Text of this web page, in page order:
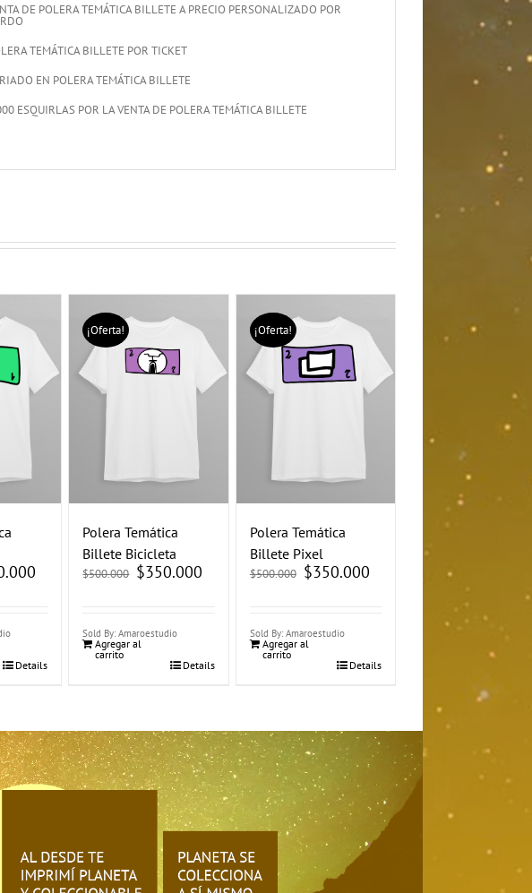
DE POLERA TEMÁTICA BILLETE A PRECIO PERSONALIZADO POR
TEMÁTICA BILLETE POR TICKET
EN POLERA TEMÁTICA BILLETE
ESQUIRLAS POR LA VENTA DE POLERA TEMÁTICA BILLETE
Details
¡Oferta!
Polera Temática
Billete Bicicleta
$500.000 El
precio
$350.000
Sold By: Amaroestudio
Agregar al
carrito
Details
¡Oferta!
Polera Temática
Billete Pixel
$500.000 El
precio
$350.000El
precio
Sold By: Amaroestudio
Agregar al
carrito
Details